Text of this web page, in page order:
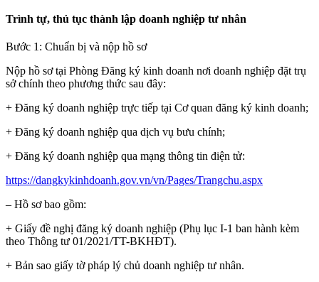
Trình tự, thủ tục thành lập doanh nghiệp tư nhân
Bước 1: Chuẩn bị và nộp hồ sơ
Nộp hồ sơ tại Phòng Đăng ký kinh doanh nơi doanh nghiệp đặt trụ
sở chính theo phương thức sau đây:
+ Đăng ký doanh nghiệp trực tiếp tại Cơ quan đăng ký kinh doanh;
+ Đăng ký doanh nghiệp qua dịch vụ bưu chính;
+ Đăng ký doanh nghiệp qua mạng thông tin điện tử:
https://dangkykinhdoanh.gov.vn/vn/Pages/Trangchu.aspx
– Hồ sơ bao gồm:
+ Giấy đề nghị đăng ký doanh nghiệp (Phụ lục I-1 ban hành kèm
theo Thông tư 01/2021/TT-BKHĐT).
+ Bản sao giấy tờ pháp lý chủ doanh nghiệp tư nhân.